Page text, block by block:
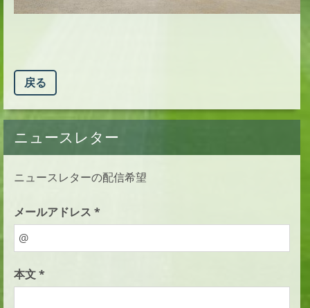
戻る
ニュースレター
ニュースレターの配信希望
メールアドレス *
本文 *